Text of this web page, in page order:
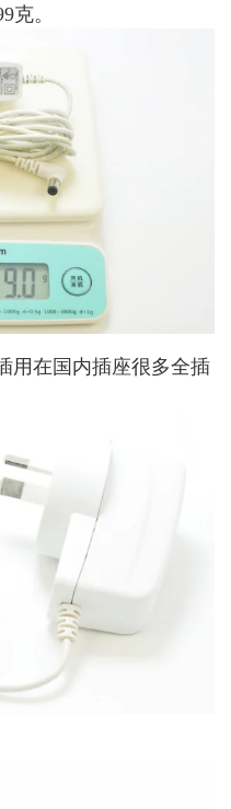
克。
用在国内插座很多全插